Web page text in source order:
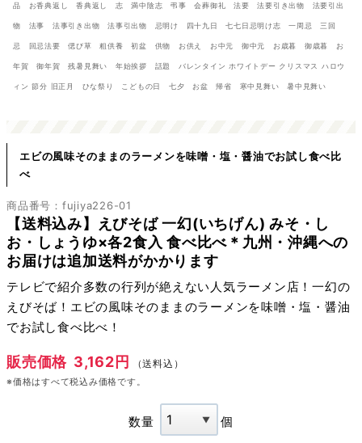
品 お香典返し 香典返し 志 満中陰志 弔事 会葬御礼 法要 法要引き出物 法要引出
物 法事 法事引き出物 法事引出物 忌明け 四十九日 七七日忌明け志 一周忌 三回
忌 回忌法要 偲び草 粗供養 初盆 供物 お供え お中元 御中元 お歳暮 御歳暮 お
年賀 御年賀 残暑見舞い 年始挨拶 話題 バレンタイン ホワイトデー クリスマス ハロウ
ィン 節分 旧正月 ひな祭り こどもの日 七夕 お盆 帰省 寒中見舞い 暑中見舞い
エビの風味そのままのラーメンを味噌・塩・醤油でお試し食べ比
べ
商品番号：fujiya226-01
【送料込み】えびそば 一幻(いちげん) みそ・し
お・しょうゆ×各2食入 食べ比べ＊九州・沖縄への
お届けは追加送料がかかります
テレビで紹介多数の行列が絶えない人気ラーメン店！一幻の
えびそば！エビの風味そのままのラーメンを味噌・塩・醤油
でお試し食べ比べ！
販売価格 3,162円 （送料込）
※価格はすべて税込み価格です。
数量 個